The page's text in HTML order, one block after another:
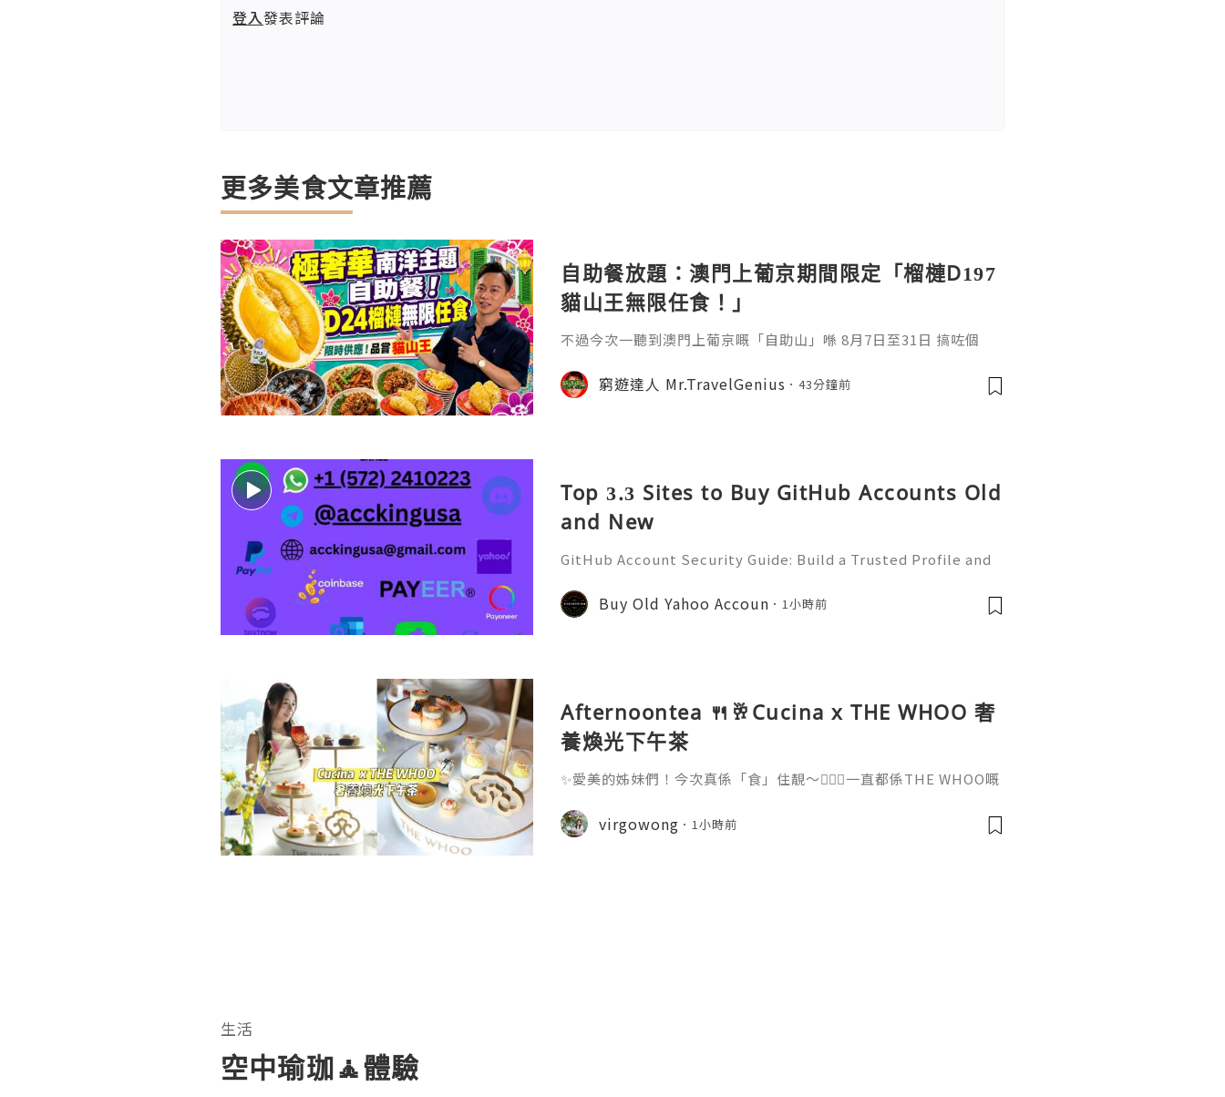
登入發表評論
更多美食文章推薦
自助餐放題：澳門上葡京期間限定「榴槤D197
貓山王無限任食！」
不過今次一聽到澳門上葡京嘅「自助山」喺 8月7日至31日 搞咗個
家親身試食！睇下到底值唔值？
窮遊達人 Mr.TravelGenius 43分鐘前
Top 3.3 Sites to Buy GitHub Accounts Old
and New
GitHub Account Security Guide: Build a Trusted Profile and
d's leading platforms for software development and collabo
ration. Millions of develo
Buy Old Yahoo Accoun 1小時前
Afternoontea 🍴🥂Cucina x THE WHOO 奢
養煥光下午茶
✨愛美的姊妹們！今次真係「食」住靚～💆🏻‍♀️一直都係THE WHOO嘅
即刻期待值拉滿！～邊食邊養膚，呢個concept真係贏晒！😍今次C
ucina首度聯乘韓國頂級護膚品牌THE WHOO，將天氣丹系列嘅養顏
virgowong 1小時前
生活
空中瑜珈🧘體驗